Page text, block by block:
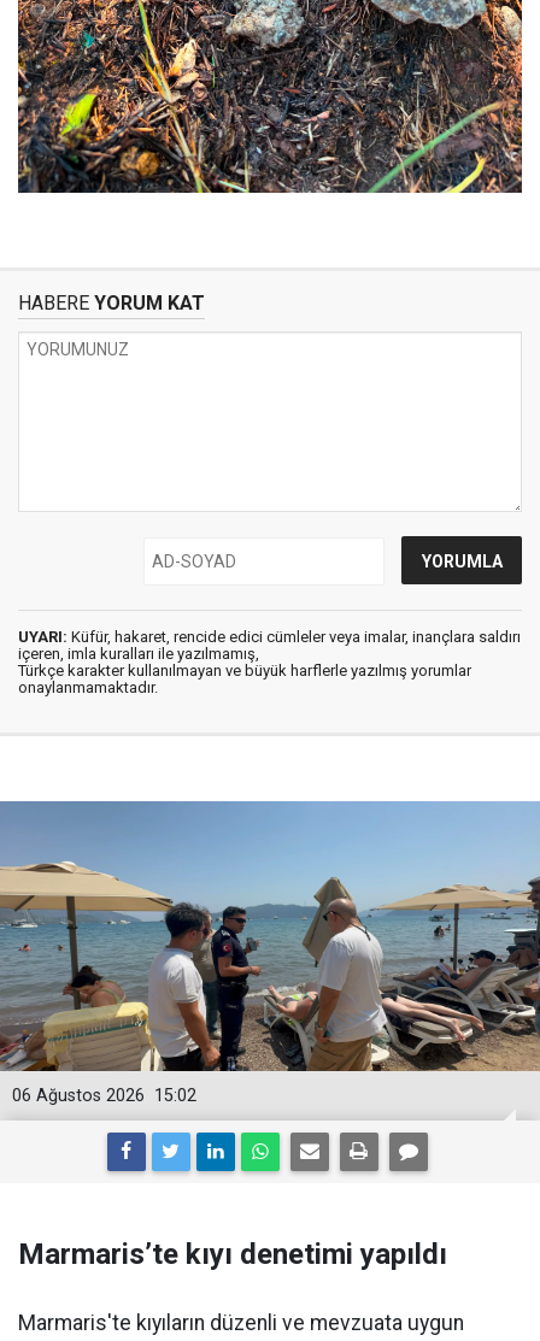
HABERE YORUM KAT
UYARI: Küfür, hakaret, rencide edici cümleler veya imalar, inançlara saldırı
içeren, imla kuralları ile yazılmamış,
Türkçe karakter kullanılmayan ve büyük harflerle yazılmış yorumlar
onaylanmamaktadır.
15:02
06 Ağustos 2026
Marmaris’te kıyı denetimi yapıldı
Marmaris'te kıyıların düzenli ve mevzuata uygun